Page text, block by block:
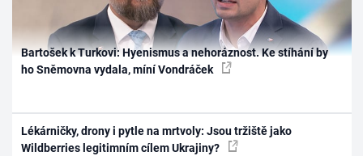
Bartošek k Turkovi: Hyenismus a nehoráznost. Ke stíhání by
ho Sněmovna vydala, míní Vondráček
Lékárničky, drony i pytle na mrtvoly: Jsou tržiště jako
Wildberries legitimním cílem Ukrajiny?